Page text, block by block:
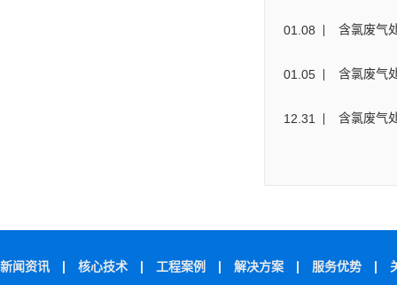
01 08 含氯废气
01 05 含氯废气
12 31 含氯废气
新闻资讯 核心技术 工程案例 解决方案 服务优势